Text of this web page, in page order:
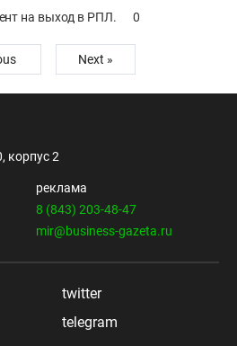
на выход в РПЛ. 0
Next »
корпус 2
реклама
8 (843) 203-48-47
mir@business-gazeta.ru
twitter
telegram